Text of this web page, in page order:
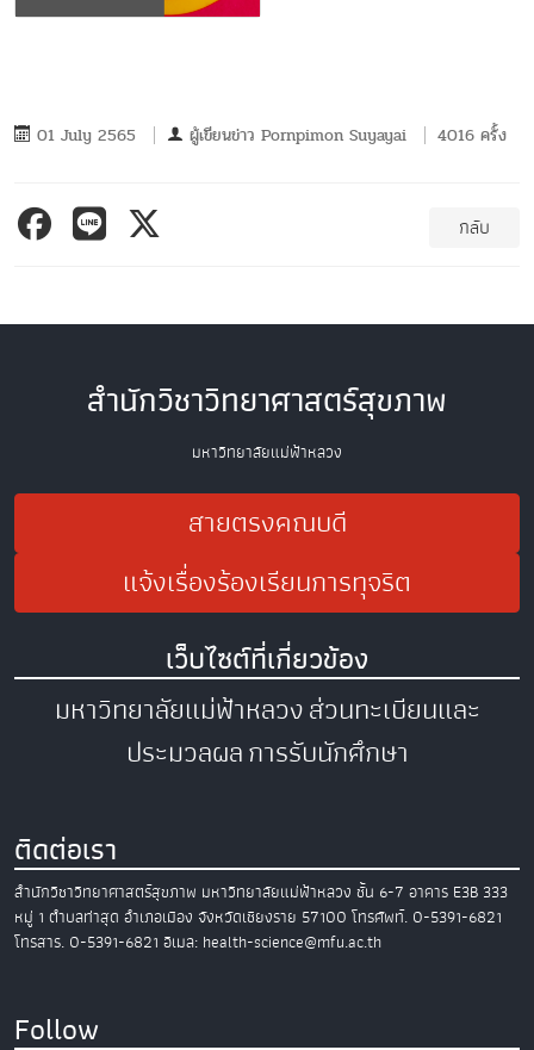
01 July 2565 ผู้เขียนข่าว Pornpimon Suyayai 4016 ครั้ง
กลับ
สำนักวิชาวิทยาศาสตร์สุขภาพ
มหาวิทยาลัยแม่ฟ้าหลวง
สายตรงคณบดี
แจ้งเรื่องร้องเรียนการทุจริต
เว็บไซต์ที่เกี่ยวข้อง
มหาวิทยาลัยแม่ฟ้าหลวงส่วนทะเบียนและ
ประมวลผลการรับนักศึกษา
ติดต่อเรา
สำนักวิชาวิทยาศาสตร์สุขภาพ มหาวิทยาลัยแม่ฟ้าหลวง ชั้น 6-7 อาคาร E3B 333
หมู่ 1 ตำบลท่าสุด อำเภอเมือง จังหวัดเชียงราย 57100 โทรศัพท์. 0-5391-6821
โทรสาร. 0-5391-6821 อีเมล: health-science@mfu.ac.th
Follow